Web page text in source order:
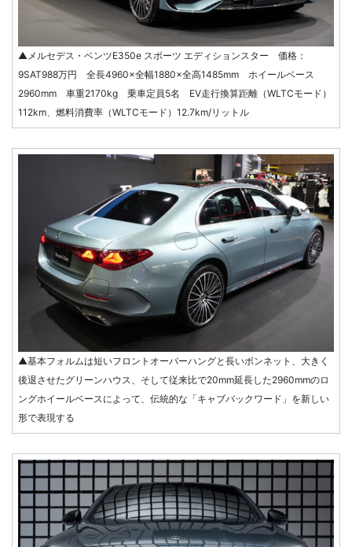
▲メルセデス・ベンツE350e スポーツ エディションスター 価格：
9SAT988万円 全長4960×全幅1880×全高1485mm ホイールベース
2960mm 車重2170kg 乗車定員5名 EV走行換算距離（WLTCモード）
112km、燃料消費率（WLTCモード）12.7km/リットル
▲基本フォルムは短いフロントオーバーハングと長いボンネット、大きく
後退させたグリーンハウス、そして従来比で20mm延長した2960mmのロ
ングホイールベースによって、伝統的な「キャブバックワード」を新しい
形で表現する